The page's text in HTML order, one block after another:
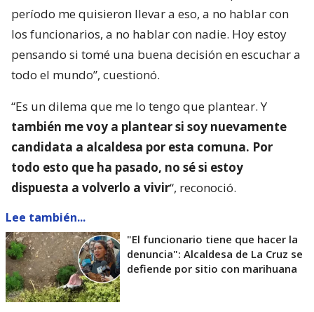
período me quisieron llevar a eso, a no hablar con
los funcionarios, a no hablar con nadie. Hoy estoy
pensando si tomé una buena decisión en escuchar a
todo el mundo”, cuestionó.
“Es un dilema que me lo tengo que plantear. Y
también me voy a plantear si soy nuevamente
candidata a alcaldesa por esta comuna. Por
todo esto que ha pasado, no sé si estoy
dispuesta a volverlo a vivir“, reconoció.
Lee también...
"El funcionario tiene que hacer la
denuncia": Alcaldesa de La Cruz se
defiende por sitio con marihuana